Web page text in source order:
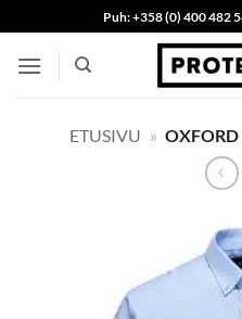
to
content
Puh: +358 (0) 400 482
ETUSIVU » OXFORD